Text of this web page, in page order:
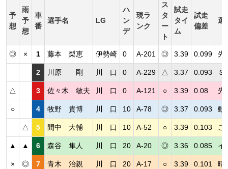
予
想
雨
予
想
車
番
選手名 LG
ハ
ン
デ
現ラ
ンク
ス
タ
ー
ト
試走
タイ
ム
試走
偏差
選
◎ × 1 藤本 梨恵 伊勢崎 0 A-201 ◎ 3.39 0.099 先
2 川原 剛 川 口 0 A-229 △ 3.37 0.093 Ｓ
△ 3 佐々木 敏夫 川 口 0 A-121 ○ 3.39 0.08 先
○ 4 牧野 貴博 川 口 10 A-78 ◎ 3.37 0.093 動
△ 5 間中 大輔 川 口 10 A-52 ○ 3.39 0.103 こ
▲ ▲ 6 森谷 隼人 川 口 20 A-20 ◎ 3.36 0.085 イ
× ◎ 7 青木 治親 川 口 20 A-17 ○ 3.39 0.101 晴